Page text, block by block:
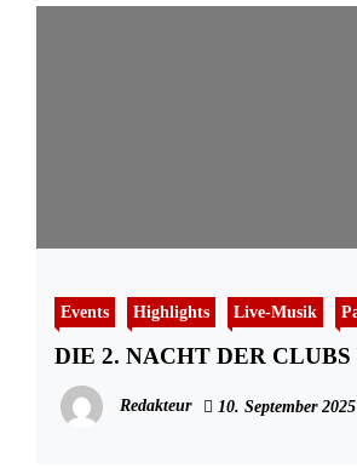
Events Highlights Live-Musik
DIE 2. NACHT DER
Redakteur 10. September 2025